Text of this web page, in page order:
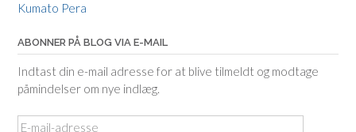
Kumato Pera
ABONNER PÅ BLOG VIA E-MAIL
Indtast din e-mail adresse for at blive tilmeldt og modtage
påmindelser om nye indlæg.
E-